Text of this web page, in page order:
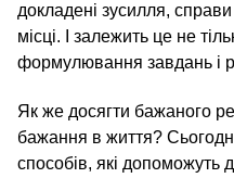
докладені зусилля,
місці. І залежить це не
формулювання завдань і
Як же досягти бажаного
бажання в життя?
способів, які допоможуть